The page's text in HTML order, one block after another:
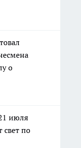
о
июля
свет по